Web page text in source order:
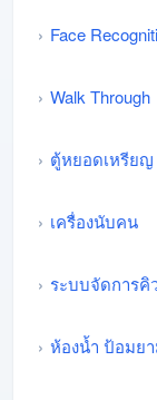
Face
Walk Through
ตู้หยอดเหรียญ
เครื่องนับคน
ระบบจัดการคิ
ห้องน้ำ ป้อมย